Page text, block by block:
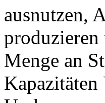
ausnutzen,
produzieren
Menge an